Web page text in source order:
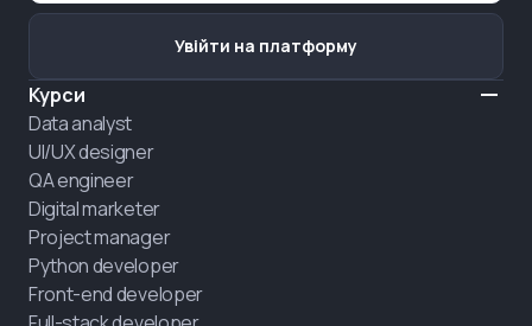
Курси
Data analyst
UI/UX designer
QA engineer
Digital marketer
Project manager
Python developer
Front-end developer
Увійти на платформу